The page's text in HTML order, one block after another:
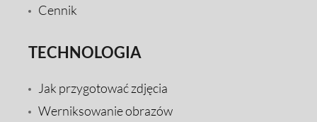
Cennik
TECHNOLOGIA
Jak przygotować zdjęcia
Werniksowanie obrazów